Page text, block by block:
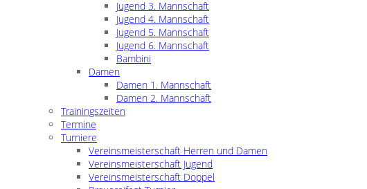
Jugend 3. Mannschaft
Jugend 4. Mannschaft
Jugend 5. Mannschaft
Jugend 6. Mannschaft
Bambini
Damen
Damen 1. Mannschaft
Damen 2. Mannschaft
Trainingszeiten
Termine
Turniere
Vereinsmeisterschaft Herren und Damen
Vereinsmeisterschaft Jugend
Vereinsmeisterschaft Doppel